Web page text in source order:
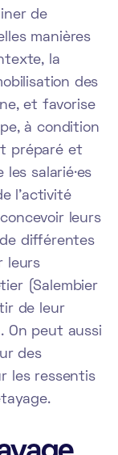
de
manières
la
des
et favorise
à condition
préparé et
salarié·es
l’activité
leurs
différentes
leurs
(Salembier
de leur
On peut aussi
des
les ressentis